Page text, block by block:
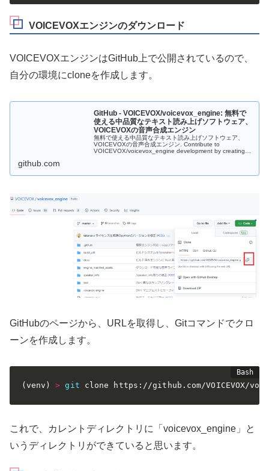
VOICEVOXエンジンのダウンロード
VOICEVOXエンジンはGitHub上で公開されているので、
自分の環境にcloneを作成します。
GitHub - VOICEVOX/voicevox_engine: 無料で
使える中品質なテキスト読み上げソフトウェア、
VOICEVOXの音声合成エンジン
無料で使える中品質なテキスト読み上げソフトウェア、
VOICEVOXの音声合成エンジン. Contribute to
VOICEVOX/voicevox_engine development by creating
github.com
GitHubのページから、URLを取得し、Gitコマンドでクロ
ーンを作成します。
( venv ) > git clone https://github.com/VOICEVOX/
これで、カレントディレクトリに「voicevox_engine」と
いうディレクトリができていると思います。